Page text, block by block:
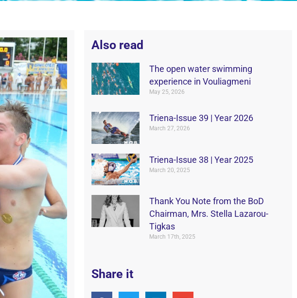
Also read
The open water swimming
experience in Vouliagmeni
May 25, 2026
Triena-Issue 39 | Year 2026
March 27, 2026
Triena-Issue 38 | Year 2025
March 20, 2025
Thank You Note from the BoD
Chairman, Mrs. Stella Lazarou-
Tigkas
March 17th, 2025
Share it